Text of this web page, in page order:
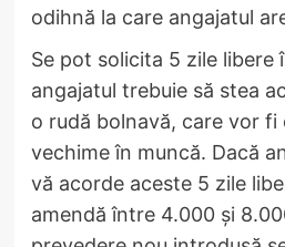
odihnă la care angajatul
Se pot solicita 5 zile libere
angajatul trebuie să stea
o rudă bolnavă, care vor fi
vechime în muncă. Dacă
vă acorde aceste 5 zile
amendă între 4.000 și